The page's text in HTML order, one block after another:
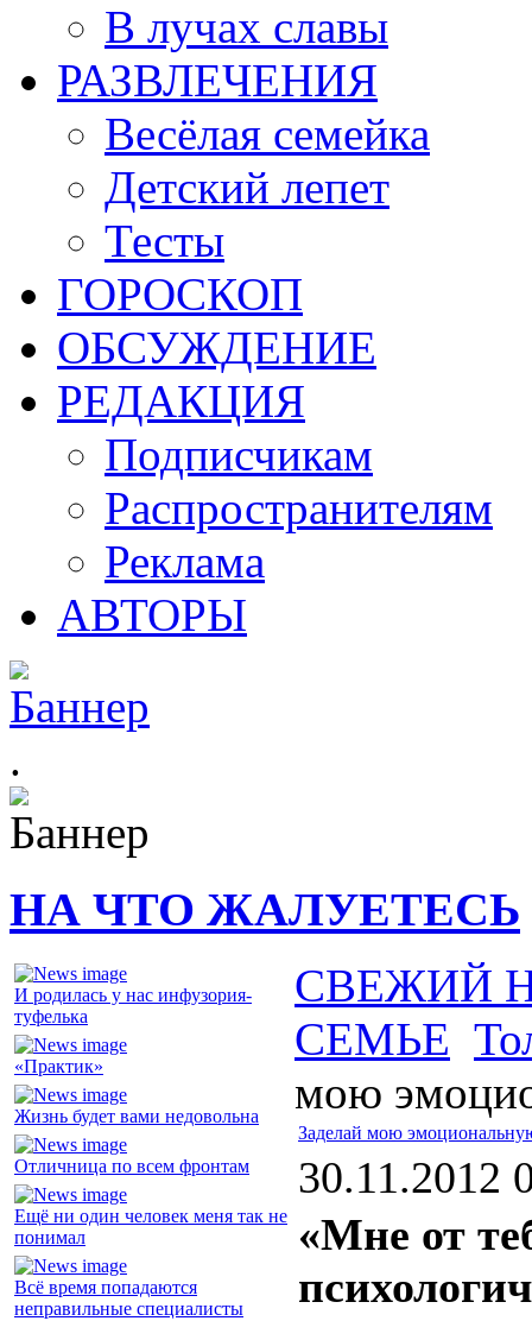
В лучах славы
РАЗВЛЕЧЕНИЯ
Весёлая семейка
Детский лепет
Тесты
ГОРОСКОП
ОБСУЖДЕНИЕ
РЕДАКЦИЯ
Подписчикам
Распространителям
Реклама
АВТОРЫ
.
НА ЧТО ЖАЛУЕТЕСЬ
И родилась у нас инфузория-
туфелька
«Практик»
Жизнь будет вами недовольна
Отличница по всем фронтам
Ещё ни один человек меня так не
понимал
Всё время попадаются
неправильные специалисты
СВЕЖИЙ
СЕМЬЕ
мою
Заделай мою
30.11.2012
«Мне от